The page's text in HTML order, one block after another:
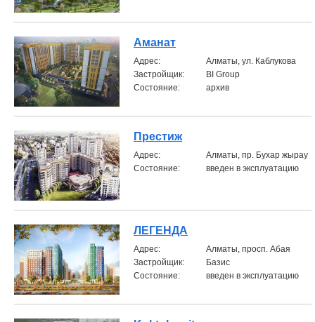
Аманат
Aдрес:
Алматы, ул. Каблукова
Застройщик:
BI Group
Состояние:
архив
Престиж
Aдрес:
Алматы, пр. Бухар жырау
Состояние:
введен в эксплуатацию
ЛЕГЕНДА
Aдрес:
Алматы, просп. Абая
Застройщик:
Базис
Состояние:
введен в эксплуатацию